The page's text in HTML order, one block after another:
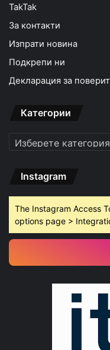
TakTak
За контакти
Изпрати новина
Подкрепи ни
Декларация за
Категории
Категории
Instagram
The Instagram Access
options page >